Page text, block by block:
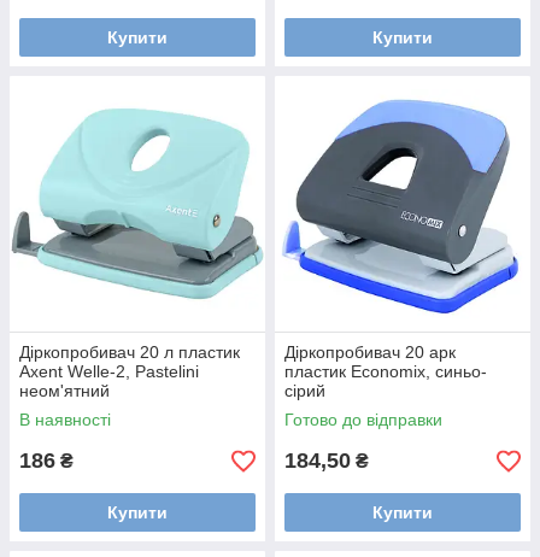
Купити Купити
Діркопробивач 20 л пластик
Axent Welle-2, Pastelini
неом'ятний
В наявності
186 ₴
Купити
Діркопробивач 20 арк
пластик Economix, синьо-
сірий
Готово до відправки
184,50 ₴
Купити